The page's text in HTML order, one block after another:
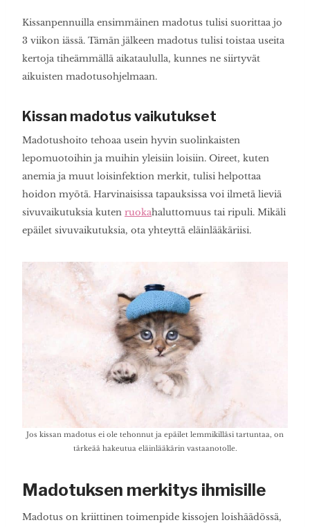
Kissanpennuilla ensimmäinen madotus tulisi suorittaa jo
3 viikon iässä. Tämän jälkeen madotus tulisi toistaa useita
kertoja tiheämmällä aikataululla, kunnes ne siirtyvät
aikuisten madotusohjelmaan.
Kissan madotus vaikutukset
Madotushoito tehoaa usein hyvin suolinkaisten
lepomuotoihin ja muihin yleisiin loisiin. Oireet, kuten
anemia ja muut loisinfektion merkit, tulisi helpottaa
hoidon myötä. Harvinaisissa tapauksissa voi ilmetä lieviä
sivuvaikutuksia kuten ruokahaluttomuus tai ripuli. Mikäli
epäilet sivuvaikutuksia, ota yhteyttä eläinlääkäriisi.
Jos kissan madotus ei ole tehonnut ja epäilet lemmikilläsi tartuntaa, on
tärkeää hakeutua eläinlääkärin vastaanotolle.
Madotuksen merkitys ihmisille
Madotus on kriittinen toimenpide kissojen loishäädössä,